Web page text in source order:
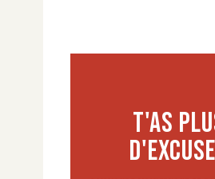
T'AS